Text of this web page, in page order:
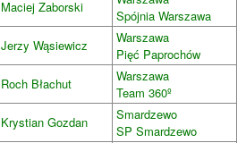
Maciej Zaborski
Spójnia Warszawa
Jerzy Wąsiewicz
Warszawa
Pięć Paprochów
Roch Błachut
Warszawa
Team 360º
Krystian Gozdan
Smardzewo
SP Smardzewo